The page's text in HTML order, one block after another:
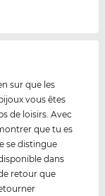
sur que les
vous êtes
de loisirs. Avec
que tu es
se distingue
dans
retour que